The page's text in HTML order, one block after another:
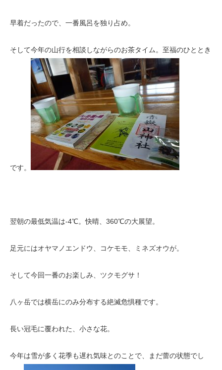
早着だったので、一番風呂を独り占め。
そして今年の山行を相談しながらのお茶タイム。至福のひととき
です。
翌朝の最低気温は-4℃。快晴、360℃の大展望。
足元にはオヤマノエンドウ、コケモモ、ミネズオウが。
そして今回一番のお楽しみ、ツクモグサ！
八ヶ岳では横岳にのみ分布する絶滅危惧種です。
長い冠毛に覆われた、小さな花。
今年は雪が多く花季も遅れ気味とのことで、まだ蕾の状態でし